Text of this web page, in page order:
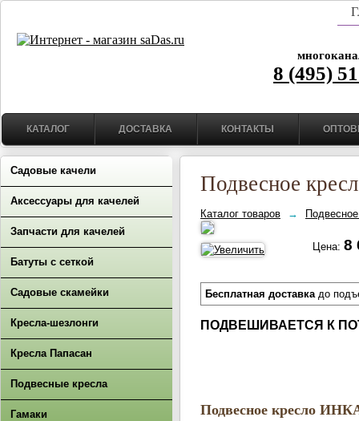
8 (495)
КАТАЛОГ ДОСТАВКА КОНТАКТЫ
Садовые качели
Аксессуары для качелей
Запчасти для качелей
Батуты с сеткой
Садовые скамейки
Кресла-шезлонги
Кресла Папасан
Подвесные кресла
Гамаки
Подвесное
Каталог товаров →
Цена: 8
Бесплатная доставкадо
ПОДВЕШИВАЕТСЯ К
Подвесное кресло